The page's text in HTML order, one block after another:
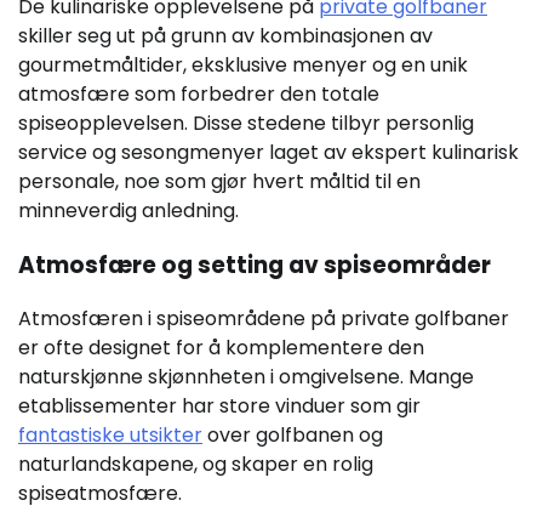
De kulinariske opplevelsene på private golfbaner
skiller seg ut på grunn av kombinasjonen av
gourmetmåltider, eksklusive menyer og en unik
atmosfære som forbedrer den totale
spiseopplevelsen. Disse stedene tilbyr personlig
service og sesongmenyer laget av ekspert kulinarisk
personale, noe som gjør hvert måltid til en
minneverdig anledning.
Atmosfære og setting av spiseområder
Atmosfæren i spiseområdene på private golfbaner
er ofte designet for å komplementere den
naturskjønne skjønnheten i omgivelsene. Mange
etablissementer har store vinduer som gir
fantastiske utsikterover golfbanen og
naturlandskapene, og skaper en rolig
spiseatmosfære.